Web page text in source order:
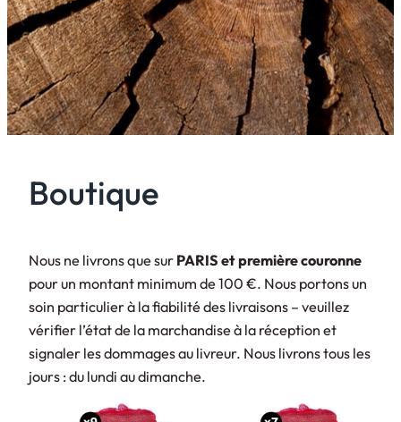
Boutique
Nous ne livrons que sur PARIS et première couronne
pour un montant minimum de 100 €. Nous portons un
soin particulier à la fiabilité des livraisons – veuillez
vérifier l’état de la marchandise à la réception et
signaler les dommages au livreur. Nous livrons tous les
jours : du lundi au dimanche.